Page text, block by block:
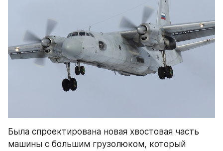
Была спроектирована новая хвостовая часть
машины с большим грузолюком, который